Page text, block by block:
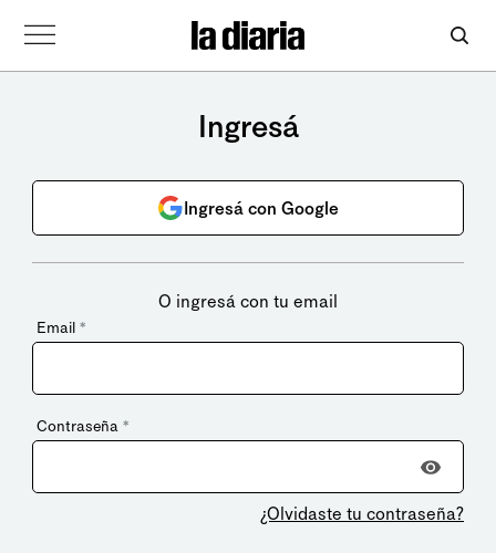
Ingresá
Ingresá con Google
O ingresá con tu email
Email *
Contraseña *
¿Olvidaste tu contraseña?